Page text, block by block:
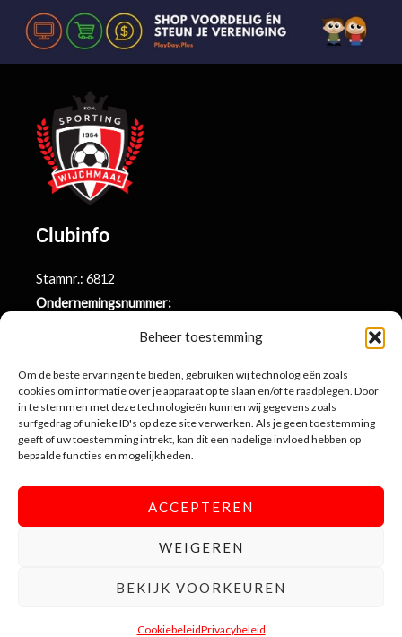
Beheer toestemming
Om de beste ervaringen te bieden, gebruiken wij technologieën zoals
cookies om informatie over je apparaat op te slaan en/of te raadplegen. Door
in te stemmen met deze technologieën kunnen wij gegevens zoals
surfgedrag of unieke ID's op deze site verwerken. Als je geen toestemming
geeft of uw toestemming intrekt, kan dit een nadelige invloed hebben op
bepaalde functies en mogelijkheden.
ACCEPTEREN
WEIGEREN
BEKIJK VOORKEUREN
CookiebeleidPrivacybeleid
Clubinfo
Stamnr.: 6812
Ondernemingsnummer:
BE71 9731 6439 9169
Contactinformatie
Privacybeleid|Cookies